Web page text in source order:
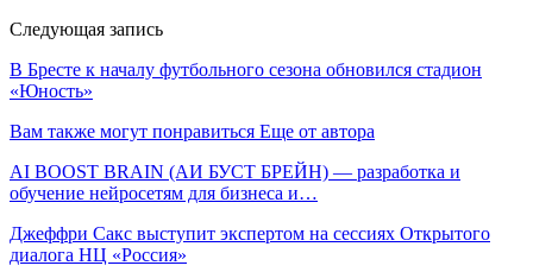
Следующая запись
В Бресте к началу футбольного сезона обновился стадион
«Юность»
Вам также могут понравиться Еще от автора
AI BOOST BRAIN (АИ БУСТ БРЕЙН) — разработка и
обучение нейросетям для бизнеса и…
Джеффри Сакс выступит экспертом на сессиях Открытого
диалога НЦ «Россия»